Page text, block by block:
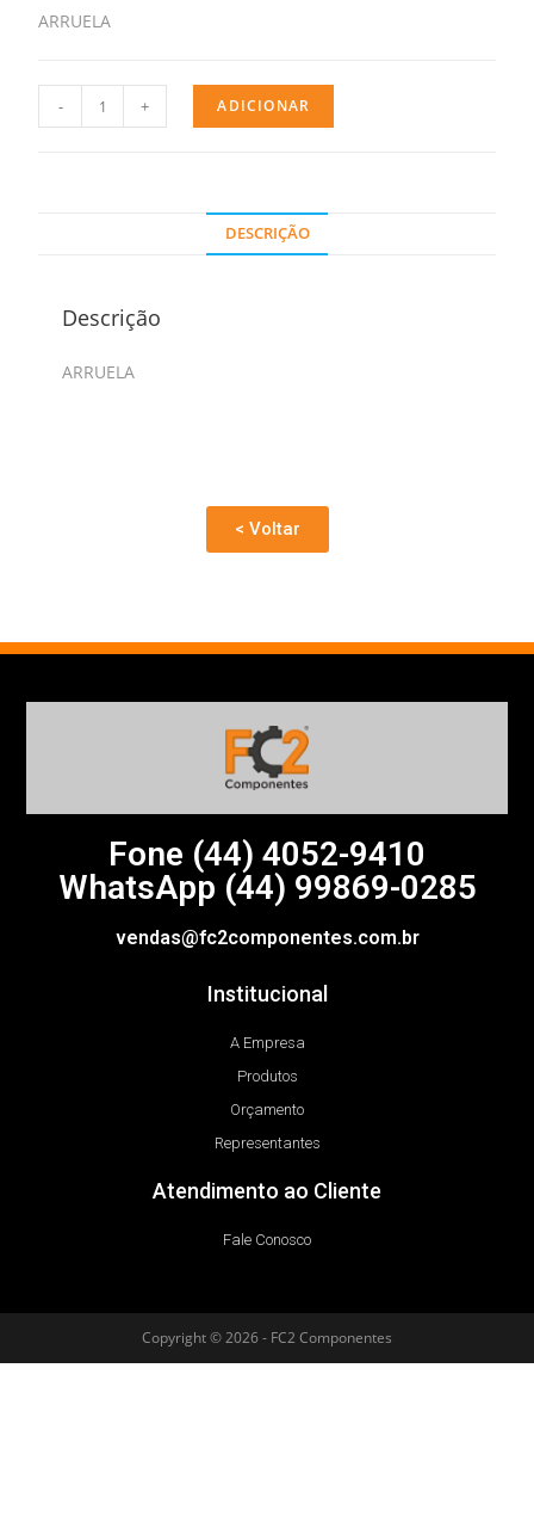
ARRUELA
- + ADICIONAR
DESCRIÇÃO
Descrição
ARRUELA
< Voltar
Fone (44) 4052-9410
WhatsApp (44) 99869-0285
vendas@fc2componentes.com.br
Institucional
A Empresa
Produtos
Orçamento
Representantes
Atendimento ao Cliente
Fale Conosco
Copyright © 2026 - FC2 Componentes